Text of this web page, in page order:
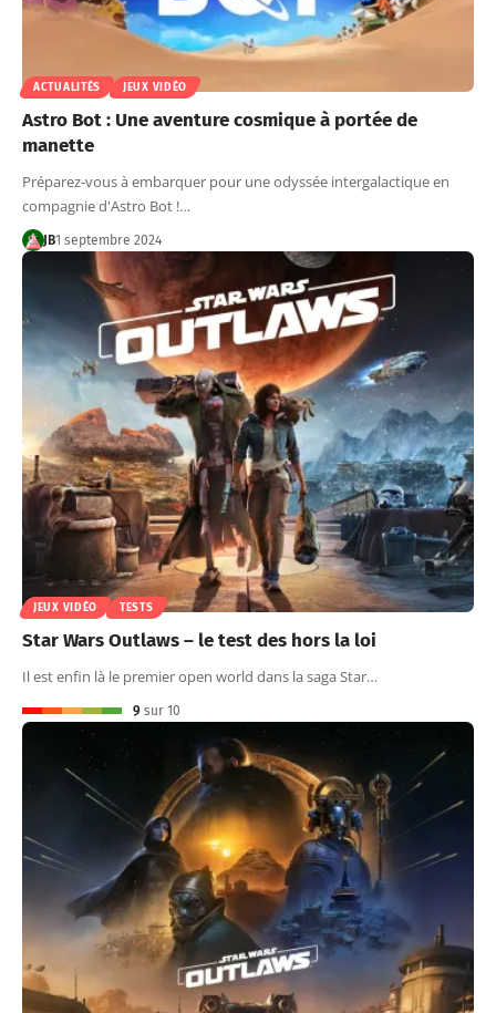
ACTUALITÉS JEUX VIDÉO
Astro Bot : Une aventure cosmique à portée de
manette
Préparez-vous à embarquer pour une odyssée intergalactique en
compagnie d'Astro Bot !…
JB1 septembre 2024
JEUX VIDÉO TESTS
Star Wars Outlaws – le test des hors la loi
Il est enfin là le premier open world dans la saga Star…
9 sur 10